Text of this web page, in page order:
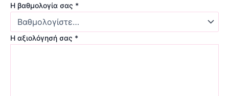
Η βαθμολογία σας *
Η αξιολόγησή σας *